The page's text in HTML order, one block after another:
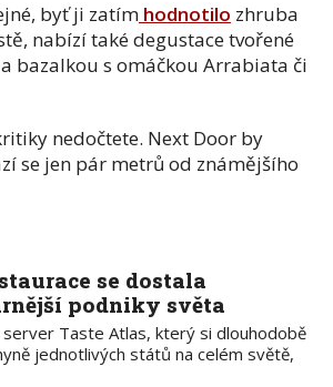
byť ji zatím hodnotilo zhruba
nabízí také degustace tvořené
bazalkou s omáčkou Arrabiata či
nedočtete. Next Door by
se jen pár metrů od známějšího
se dostala
podniky světa
Taste Atlas, který si dlouhodobě
jednotlivých států na celém světě,